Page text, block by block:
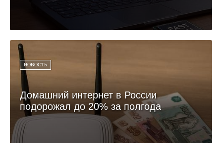
НОВОСТЬ
Домашний интернет в России
подорожал до 20% за полгода